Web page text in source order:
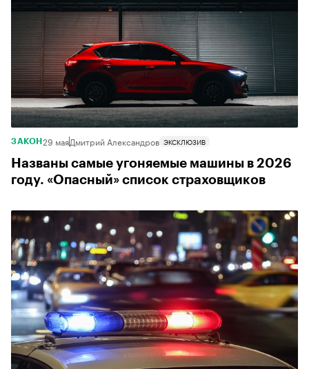
ЗАКОН 29 маяДмитрий Александров ЭКСКЛЮЗИВ
Названы самые угоняемые машины в 2026
году. «Опасный» список страховщиков